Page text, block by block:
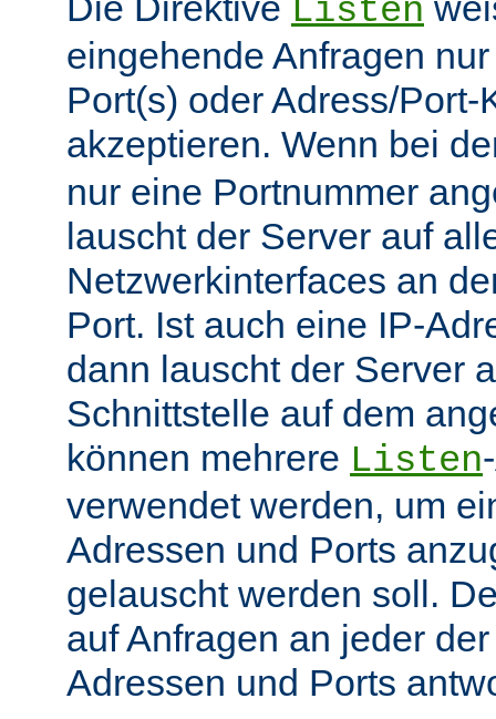
Listen
eingehende Anfragen
Port(s) oder Adress/
akzeptieren. Wenn bei
nur eine Portnummer
lauscht der Server auf
Netzwerkinterfaces an
Port. Ist auch eine IP-
dann lauscht der Server
Schnittstelle auf dem
können mehrere Listen
verwendet werden, um
Adressen und Ports
gelauscht werden soll.
auf Anfragen an jeder
Adressen und Ports